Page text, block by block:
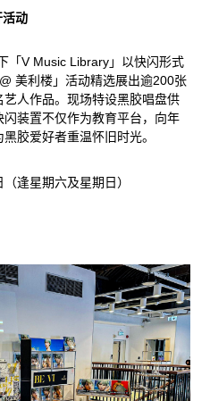
活动
「V Music Library」以快闪形式
美利楼」活动精选展出逾200张
人作品。现场特设黑胶唱盘供
装置不仅作为教育平台，向年
胶爱好者重温怀旧时光。
逢星期六及星期日）